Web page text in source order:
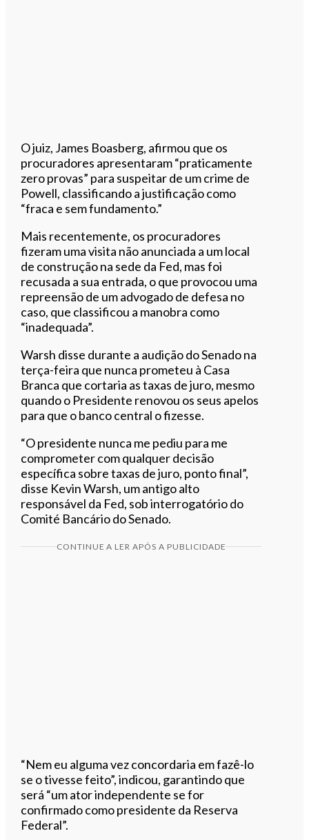
O juiz, James Boasberg, afirmou que os
procuradores apresentaram “praticamente
zero provas” para suspeitar de um crime de
Powell, classificando a justificação como
“fraca e sem fundamento.”
Mais recentemente, os procuradores
fizeram uma visita não anunciada a um local
de construção na sede da Fed, mas foi
recusada a sua entrada, o que provocou uma
repreensão de um advogado de defesa no
caso, que classificou a manobra como
“inadequada”.
Warsh disse durante a audição do Senado na
terça-feira que nunca prometeu à Casa
Branca que cortaria as taxas de juro, mesmo
quando o Presidente renovou os seus apelos
para que o banco central o fizesse.
“O presidente nunca me pediu para me
comprometer com qualquer decisão
específica sobre taxas de juro, ponto final”,
disse Kevin Warsh, um antigo alto
responsável da Fed, sob interrogatório do
Comité Bancário do Senado.
CONTINUE A LER APÓS A PUBLICIDADE
“Nem eu alguma vez concordaria em fazê-lo
se o tivesse feito”, indicou, garantindo que
será “um ator independente se for
confirmado como presidente da Reserva
Federal”.